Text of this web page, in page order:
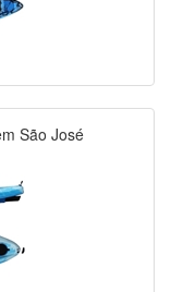
São José